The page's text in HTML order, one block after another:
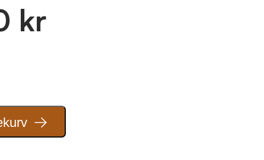
kr